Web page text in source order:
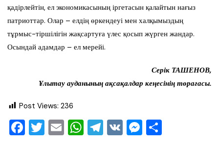
қадірлейтін, ел экономикасының іргетасын қалайтын нағыз
патриоттар. Олар – елдің өркендеуі мен халқымыздың
тұрмыс-тіршілігін жақсартуға үлес қосып жүрген жандар.
Осындай адамдар – ел мерейі.
Серік ТАШЕНОВ,
Ұлытау ауданының ақсақалдар кеңесінің төрағасы.
Post Views: 236
F T E W T V M